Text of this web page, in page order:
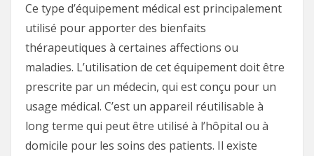
Ce type d’équipement médical est principalement
utilisé pour apporter des bienfaits
thérapeutiques à certaines affections ou
maladies. L’utilisation de cet équipement doit être
prescrite par un médecin, qui est conçu pour un
usage médical. C’est un appareil réutilisable à
long terme qui peut être utilisé à l’hôpital ou à
domicile pour les soins des patients. Il existe